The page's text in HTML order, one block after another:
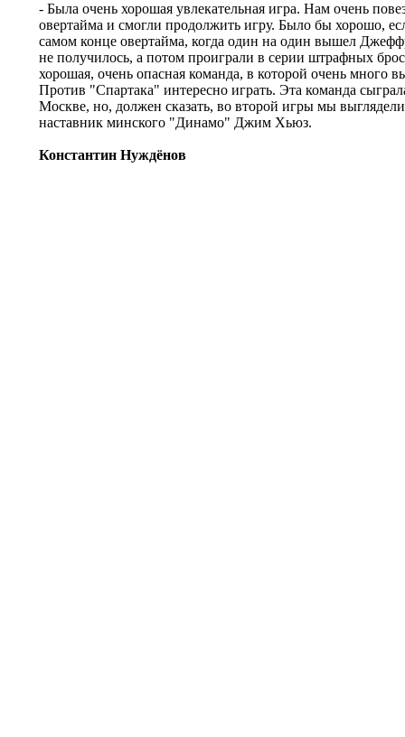
- Была очень хорошая увлекательная игра. Нам очень
овертайма и смогли продолжить игру. Было бы хорошо,
самом конце овертайма, когда один на один вышел
не получилось, а потом проиграли в серии штрафных
хорошая, очень опасная команда, в которой очень много
Против "Спартака" интересно играть. Эта команда
Москве, но, должен сказать, во второй игры мы
наставник минского "Динамо" Джим Хьюз.
Константин Нуждёнов